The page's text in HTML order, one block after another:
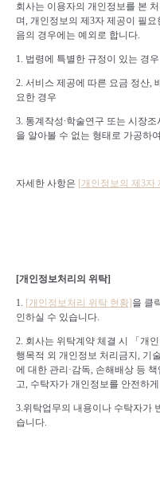
회사는 이용자의 개인정보를 본
며, 개인정보의 제 3자 제공이 필
음의 경우에는 예외로 합니다.
1. 법령에 특별한 규정이 있는 경우
2. 서비스 제공에 따른 요금 정산,
요한 경우
3. 통계작성∙학술연구 또는 시장
을 알아볼 수 없는 형태로 가공하
자세한 사항은 [개인정보의 제3자
[개인정보처리의 위탁]
1. [개인정보처리 위탁 현황] 을 클
인하실 수 있습니다.
2. 회사는 위탁계약 체결 시 「개
행목적 외 개인정보 처리금지 , 기
에 대한 관리 ·감독, 손해배상 등
고, 수탁자가 개인정보를 안전하
3.위탁업무의 내용이나 수탁자가
습니다.